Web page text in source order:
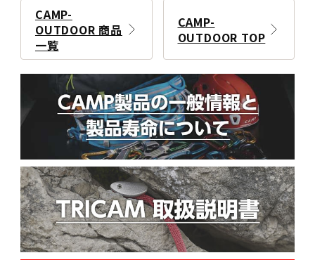
CAMP-
OUTDOOR 商品
一覧
CAMP-
OUTDOOR TOP